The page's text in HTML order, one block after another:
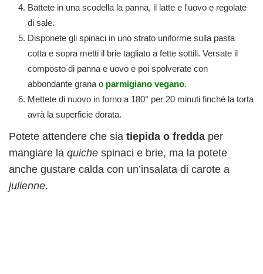
Battete in una scodella la panna, il latte e l'uovo e regolate
di sale.
Disponete gli spinaci in uno strato uniforme sulla pasta
cotta e sopra metti il brie tagliato a fette sottili. Versate il
composto di panna e uovo e poi spolverate con
abbondante grana o parmigiano vegano.
Mettete di nuovo in forno a 180° per 20 minuti finché la torta
avrà la superficie dorata.
Potete attendere che sia tiepida o fredda per
mangiare la quiche spinaci e brie, ma la potete
anche gustare calda con un’insalata di carote a
julienne.